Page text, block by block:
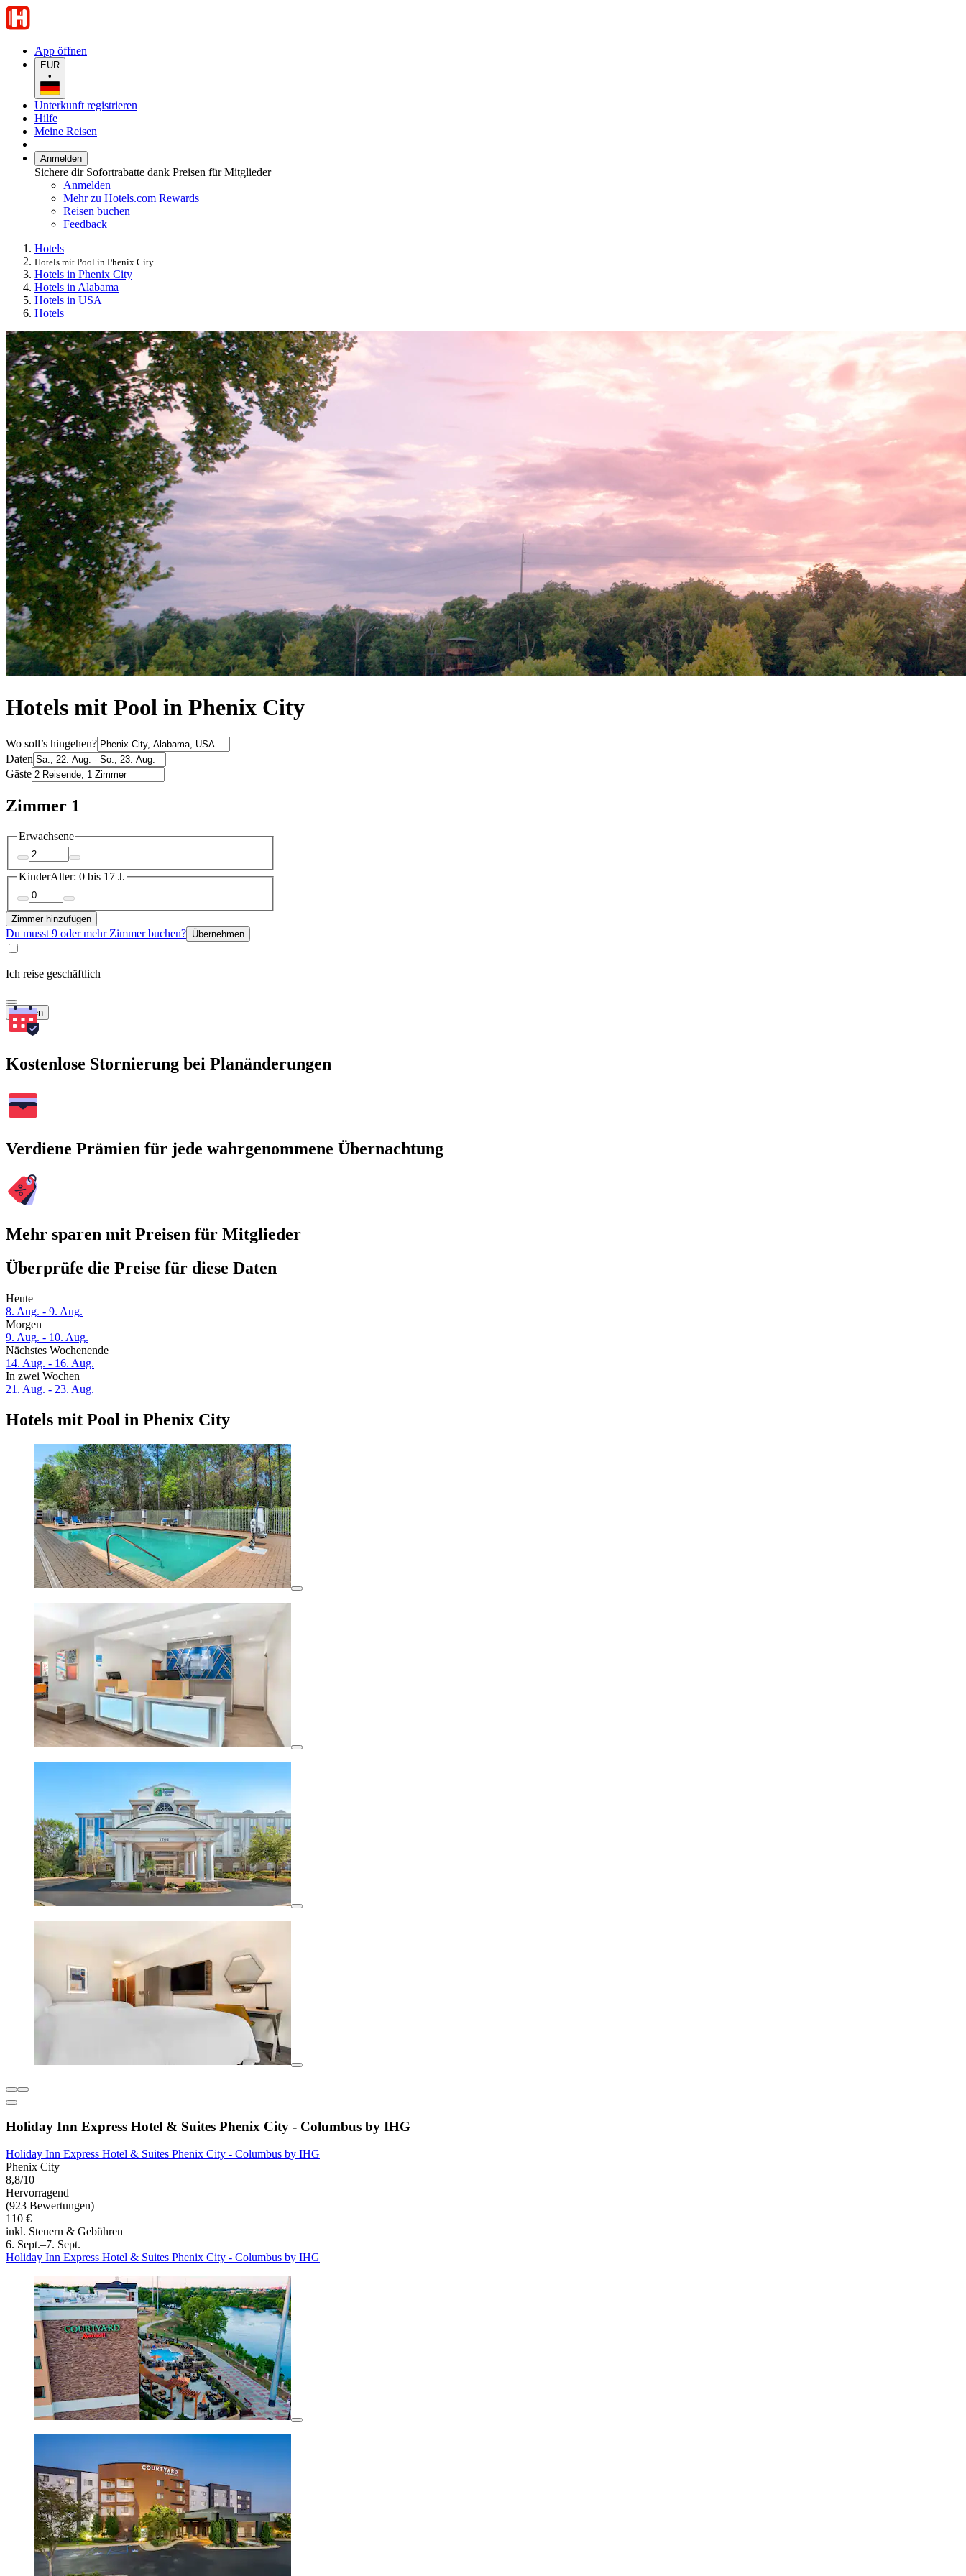
App öffnen
EUR
•
Unterkunft registrieren
Hilfe
Meine Reisen
Anmelden
Sichere dir Sofortrabatte dank Preisen für Mitglieder
Anmelden
Mehr zu Hotels.com Rewards
Reisen buchen
Feedback
Hotels
Hotels mit Pool in Phenix City
Hotels in Phenix City
Hotels in Alabama
Hotels in USA
Hotels
Hotels mit Pool in Phenix City
Wo soll’s hingehen?
Daten
Gäste
Zimmer 1
Erwachsene
KinderAlter: 0 bis 17 J.
Zimmer hinzufügen
Du musst 9 oder mehr Zimmer buchen? Übernehmen
Ich reise geschäftlich
Suchen
Kostenlose Stornierung bei Planänderungen
Verdiene Prämien für jede wahrgenommene Übernachtung
Mehr sparen mit Preisen für Mitglieder
Überprüfe die Preise für diese Daten
Heute
8. Aug. - 9. Aug.
Morgen
9. Aug. - 10. Aug.
Nächstes Wochenende
14. Aug. - 16. Aug.
In zwei Wochen
21. Aug. - 23. Aug.
Hotels mit Pool in Phenix City
Holiday Inn Express Hotel & Suites Phenix City - Columbus by IHG
Holiday Inn Express Hotel & Suites Phenix City - Columbus by IHG
Phenix City
8,8/10
Hervorragend
(923 Bewertungen)
110 €
inkl. Steuern & Gebühren
6. Sept.–7. Sept.
Holiday Inn Express Hotel & Suites Phenix City - Columbus by IHG